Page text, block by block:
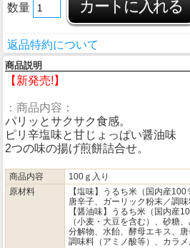
数量
返品特約について
商品説明
【新発売!】
：商品内容：
パリッとサクサク食感。
ピリ辛塩味と甘じょっぱい醤油味
2つの味の揚げ煎餅詰合せ。
商品内容
100ｇ入り
原材料
【塩味】うるち米（国内産
唐辛子、ガーリック粉末／調
【醤油味】うるち米（国内産
（小麦・大豆を含む）、砂糖
分解物、水飴、酵母エキス、
調味料（アミノ酸等）、カラ